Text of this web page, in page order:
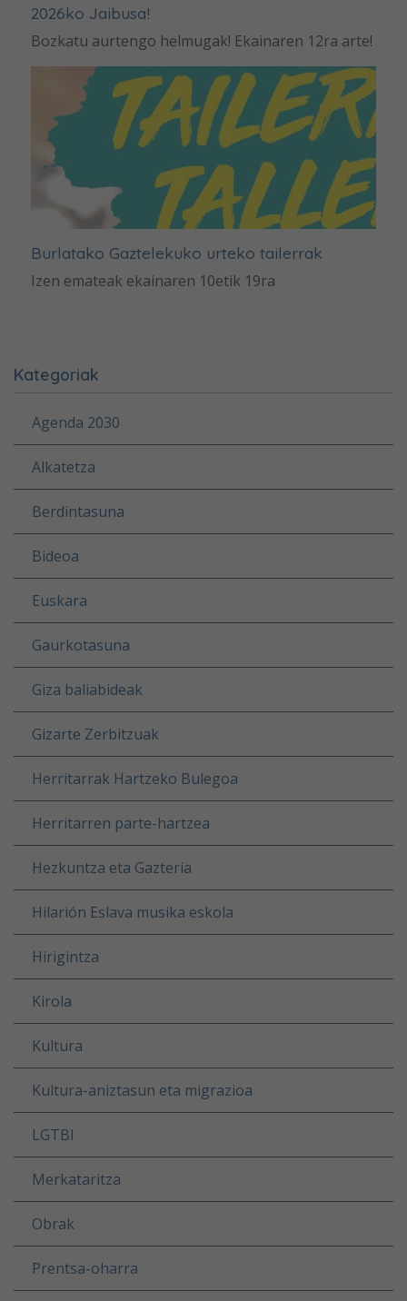
2026ko Jaibusa!
Bozkatu aurtengo helmugak! Ekainaren 12ra arte!
Burlatako Gaztelekuko urteko tailerrak
Izen emateak ekainaren 10etik 19ra
Kategoriak
Agenda 2030
Alkatetza
Berdintasuna
Bideoa
Euskara
Gaurkotasuna
Giza baliabideak
Gizarte Zerbitzuak
Herritarrak Hartzeko Bulegoa
Herritarren parte-hartzea
Hezkuntza eta Gazteria
Hilarión Eslava musika eskola
Hirigintza
Kirola
Kultura
Kultura-aniztasun eta migrazioa
LGTBI
Merkataritza
Obrak
Prentsa-oharra